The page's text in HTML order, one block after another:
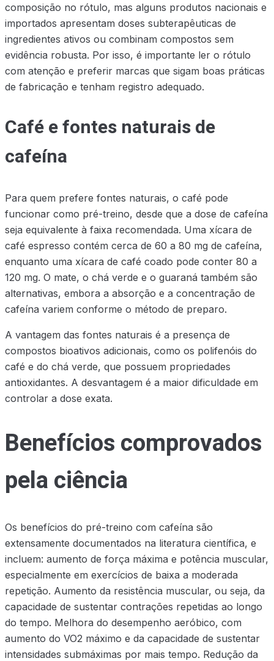
composição no rótulo, mas alguns produtos nacionais e
importados apresentam doses subterapêuticas de
ingredientes ativos ou combinam compostos sem
evidência robusta. Por isso, é importante ler o rótulo
com atenção e preferir marcas que sigam boas práticas
de fabricação e tenham registro adequado.
Café e fontes naturais de
cafeína
Para quem prefere fontes naturais, o café pode
funcionar como pré-treino, desde que a dose de cafeína
seja equivalente à faixa recomendada. Uma xícara de
café espresso contém cerca de 60 a 80 mg de cafeína,
enquanto uma xícara de café coado pode conter 80 a
120 mg. O mate, o chá verde e o guaraná também são
alternativas, embora a absorção e a concentração de
cafeína variem conforme o método de preparo.
A vantagem das fontes naturais é a presença de
compostos bioativos adicionais, como os polifenóis do
café e do chá verde, que possuem propriedades
antioxidantes. A desvantagem é a maior dificuldade em
controlar a dose exata.
Benefícios comprovados
pela ciência
Os benefícios do pré-treino com cafeína são
extensamente documentados na literatura científica, e
incluem: aumento de força máxima e potência muscular,
especialmente em exercícios de baixa a moderada
repetição. Aumento da resistência muscular, ou seja, da
capacidade de sustentar contrações repetidas ao longo
do tempo. Melhora do desempenho aeróbico, com
aumento do VO2 máximo e da capacidade de sustentar
intensidades submáximas por mais tempo. Redução da